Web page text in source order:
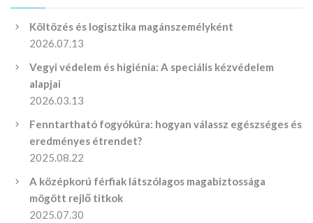
Költözés és logisztika magánszemélyként
2026.07.13
Vegyi védelem és higiénia: A speciális kézvédelem
alapjai
2026.03.13
Fenntartható fogyókúra: hogyan válassz egészséges és
eredményes étrendet?
2025.08.22
A középkorú férfiak látszólagos magabiztossága
mögött rejlő titkok
2025.07.30